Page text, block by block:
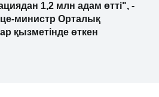
1,2 млн адам өтті", -
министр Орталық
қызметінде өткен